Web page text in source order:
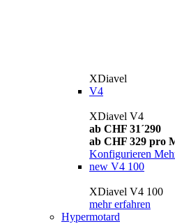
XDiavel
V4
XDiavel V4
ab CHF 31´290
ab CHF 329 pro
Konfigurieren
new V4 100
XDiavel V4 100
mehr erfahren
Hypermotard